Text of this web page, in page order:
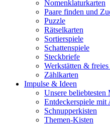
Nomenklaturkarten
Paare finden und
Puzzle
Rätselkarten
Sortierspiele
Schattenspiele
Steckbriefe
Werkstätten &
Zählkarten
Impulse & Ideen
Unsere beliebtesten
Entdeckerspiele mit
Schnupperkisten
Themen-Kisten